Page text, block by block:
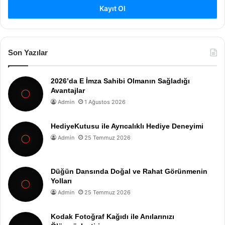
Kayıt Ol
Son Yazılar
2026’da E İmza Sahibi Olmanın Sağladığı
Avantajlar
Admin 1 Ağustos 2026
HediyeKutusu ile Ayrıcalıklı Hediye Deneyimi
Admin 25 Temmuz 2026
Düğün Dansında Doğal ve Rahat Görünmenin
Yolları
Admin 25 Temmuz 2026
Kodak Fotoğraf Kağıdı ile Anılarınızı